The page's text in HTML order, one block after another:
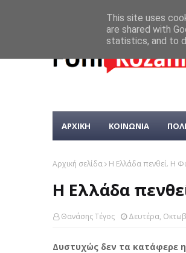
ΑΡΧΙΚΗ ΚΟΙΝΩΝΙΑ
Αρχική σελίδα Η Ελλάδα πενθεί. Η
Η Ελλάδα
Θανάσης Τέγος Δευτέρα,
Δυστυχώς δεν τα κατάφερε
This site uses
are shared with
statistics, and to